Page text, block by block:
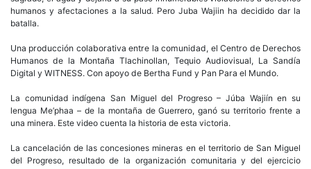
humanos y afectaciones a la salud. Pero Juba Wajiin ha decidido dar la
batalla.
Una producción colaborativa entre la comunidad, el Centro de Derechos
Humanos de la Montaña Tlachinollan, Tequio Audiovisual, La Sandía
Digital y WITNESS. Con apoyo de Bertha Fund y Pan Para el Mundo.
La comunidad indígena San Miguel del Progreso – Júba Wajiín en su
lengua Me’phaa – de la montaña de Guerrero, ganó su territorio frente a
una minera. Este video cuenta la historia de esta victoria.
La cancelación de las concesiones mineras en el territorio de San Miguel
del Progreso, resultado de la organización comunitaria y del ejercicio